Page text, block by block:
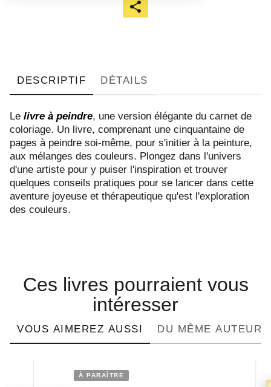
DESCRIPTIF DÉTAILS
Le livre à peindre, une version élégante du carnet de
coloriage. Un livre, comprenant une cinquantaine de
pages à peindre soi-même, pour s'initier à la peinture,
aux mélanges des couleurs. Plongez dans l'univers
d'une artiste pour y puiser l'inspiration et trouver
quelques conseils pratiques pour se lancer dans cette
aventure joyeuse et thérapeutique qu'est l'exploration
des couleurs.
Ces livres pourraient vous
intéresser
VOUS AIMEREZ AUSSI DU MÊME AUTEUR
À PARAÎTRE